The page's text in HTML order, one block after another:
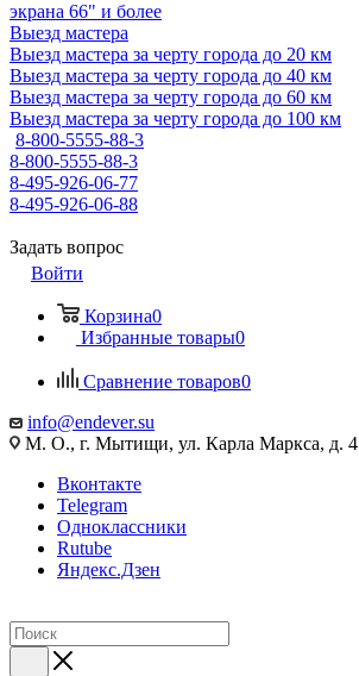
экрана 66" и более
Выезд мастера
Выезд мастера за черту города до 20 км
Выезд мастера за черту города до 40 км
Выезд мастера за черту города до 60 км
Выезд мастера за черту города до 100 км
8-800-5555-88-3
8-800-5555-88-3
8-495-926-06-77
8-495-926-06-88
Задать вопрос
Войти
Корзина0
Избранные товары0
Сравнение товаров0
info@endever.su
М. О., г. Мытищи, ул. Карла Маркса, д. 4
Вконтакте
Telegram
Одноклассники
Rutube
Яндекс.Дзен